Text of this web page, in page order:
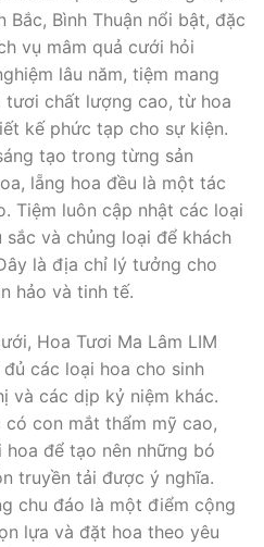
Bắc, Bình Thuận nổi bật, đặc
vụ mâm quả cưới hỏi
lâu năm, tiệm mang
tươi chất lượng cao, từ hoa
kế phức tạp cho sự kiện.
tạo trong từng sản
lẵng hoa đều là một tác
Tiệm luôn cập nhật các loại
và chủng loại để khách
là địa chỉ lý tưởng cho
hảo và tinh tế.
Hoa Tươi Ma Lâm LIM
các loại hoa cho sinh
và các dịp kỷ niệm khác.
con mắt thẩm mỹ cao,
để tạo nên những bó
truyền tải được ý nghĩa.
chu đáo là một điểm cộng
lựa và đặt hoa theo yêu